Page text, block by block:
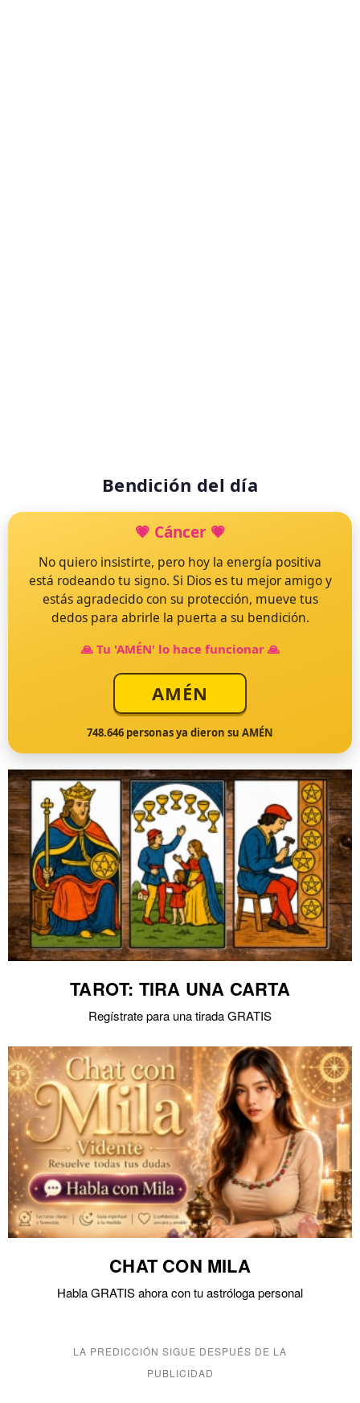
Bendición del día
💗 Cáncer💗
No quiero insistirte, pero hoy la energía positiva
está rodeando tu signo. Si Dios es tu mejor amigo y
estás agradecido con su protección, mueve tus
dedos para abrirle la puerta a su bendición.
🙏 Tu 'AMÉN' lo hace funcionar 🙏
AMÉN
748.646 personas ya dieron su AMÉN
🙏
Ya estás bendecido para hoy
748.646
personas dieron su AMÉN
TAROT: TIRA UNA CARTA
Regístrate para una tirada GRATIS
CHAT CON MILA
Habla GRATIS ahora con tu astróloga personal